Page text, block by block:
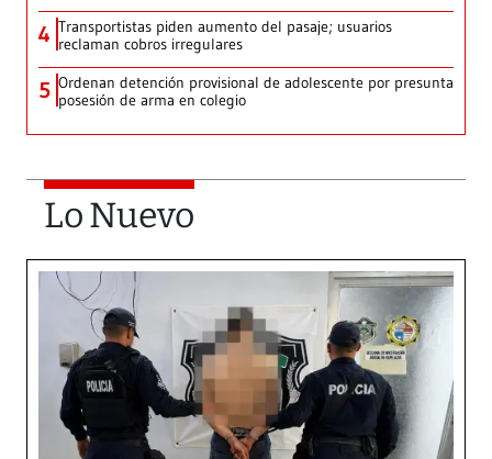
4 Transportistas piden aumento del pasaje; usuarios
reclaman cobros irregulares
5 Ordenan detención provisional de adolescente por presunta
posesión de arma en colegio
Lo Nuevo